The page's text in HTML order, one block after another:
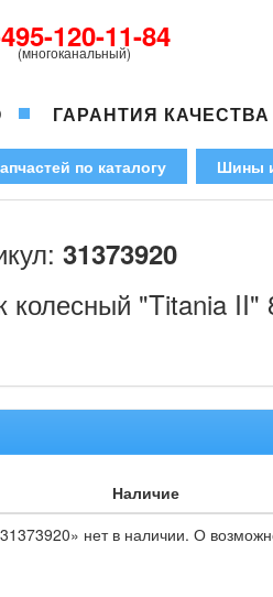
120-11-84
(многоканальный)
ГАРАНТИЯ КАЧЕСТВА
по каталогу Шины
31373920
колесный "Titania II"
Наличие
нет в наличии. О